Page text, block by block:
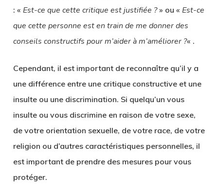
: « Est-ce que cette critique est justifiée ?» ou « Est-ce
que cette personne est en train de me donner des
conseils constructifs pour m’aider à m’améliorer ?« .
Cependant, il est important de reconnaître qu’il y a
une différence entre une critique constructive et une
insulte ou une discrimination. Si quelqu’un vous
insulte ou vous discrimine en raison de votre sexe,
de votre orientation sexuelle, de votre race, de votre
religion ou d’autres caractéristiques personnelles, il
est important de prendre des mesures pour vous
protéger.